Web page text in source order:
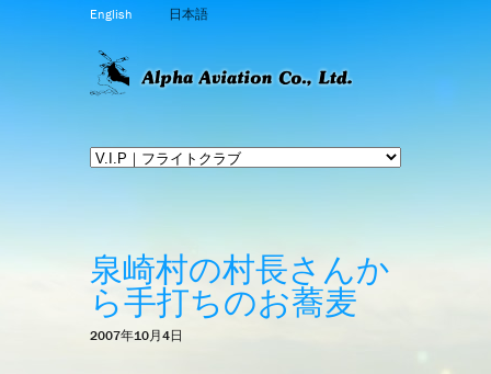
English 日本語
泉崎村の村長さんか
ら手打ちのお蕎麦
2007年10月4日